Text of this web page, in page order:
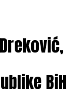
potrajati
koji je
potpunoBiH